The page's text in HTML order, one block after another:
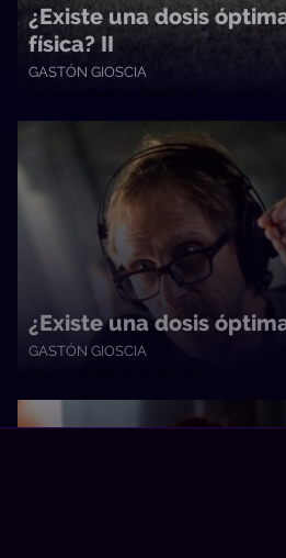
¿Existe una dosis
física? II
GASTÓN GIOSCIA
¿Existe una dosis
GASTÓN GIOSCIA